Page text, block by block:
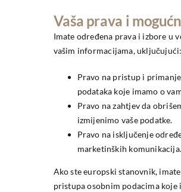
Vaša prava i
Imate određena prava i izbore u
vašim informacijama, uključujući:
Pravo na pristup i
podataka koje imamo o
Pravo na zahtjev da
izmijenimo vaše podatke.
Pravo na isključenje
marketinških komunikacija.
Ako ste europski stanovnik,
pristupa osobnim podacima koje